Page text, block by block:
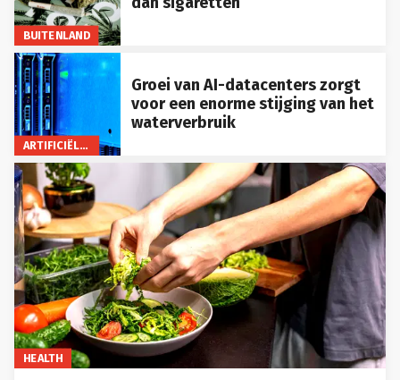
BUITENLAND
ARTIFICIËLE INTELLIGENTIE
Groei van AI-datacenters zorgt
voor een enorme stijging van het
waterverbruik
HEALTH